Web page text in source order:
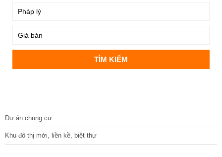
Dự án chung cư
Khu đô thị mới, liền kề, biệt thự